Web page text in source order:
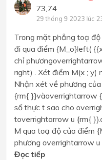
73,74
29 tháng 9 2023 lúc
Trong mặt phẳng toạ
đi qua điểm {M_o}left(
chỉ
right) . Xét điểm M(x ; y)
Nhận xét về phương
{rm{ }}vàoverrightarrow
số thực t sao cho
toverrightarrow u {rm{
M qua toạ độ của điểm
phương overrightarrow u
Đọc tiếp